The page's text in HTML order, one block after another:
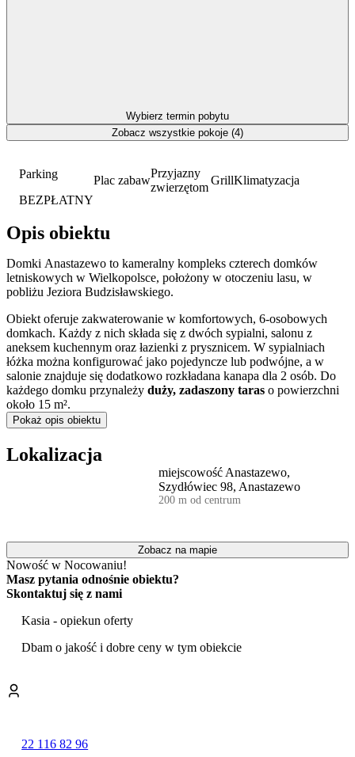
Parking
BEZPŁATNY
Plac zabaw
Przyjazny
zwierzętom
GrillKlimatyzacja
Opis obiektu
Domki Anastazewo to kameralny kompleks czterech domków
letniskowych w Wielkopolsce, położony w otoczeniu lasu, w
pobliżu Jeziora Budzisławskiego.
Obiekt oferuje zakwaterowanie w komfortowych, 6-osobowych
domkach. Każdy z nich składa się z dwóch sypialni, salonu z
aneksem kuchennym oraz łazienki z prysznicem. W sypialniach
łóżka można konfigurować jako pojedyncze lub podwójne, a w
salonie znajduje się dodatkowo rozkładana kanapa dla 2 osób. Do
każdego domku przynależy duży, zadaszony taras o powierzchni
około 15 m².
Wszystkie domki wyposażone są w
ogrzewania
, telewizor, dostęp do internetu Wi-Fi oraz aneks
kuchenny z lodówką, płytą grzejną i kompletem naczyń. Pościel jest
wliczona w cenę pobytu. Warto zaznaczyć, żedwa z czterech
, co umożliwia wypoczynek również poza
prywatność i bezpieczeństwo.
Do dyspozycji gości na terenie posesji przygotowano dużą altanę z
czterema stanowiskami do grillowania oraz
plażowejlub badmintona. Z myślą o najmłodszych stworzono plac
zabaw, który obejmuje punkt widokowy ze zjeżdżalnią oraz
kreatywną strefę z dużymi klockami konstrukcyjnymi.
Obiekt znajduje się zaledwie 7 minut spacerem od piaszczystej
czystości wody o przejrzystości sięgającej 8 metrów. Okolica,
oddalona o 100 m od lasu, sprzyja pieszym wędrówkom i
Na terenie obiektu akceptowane są zwierzęta domowe. Goście
Pokaż opis obiektu
Lokalizacja
miejscowość Anastazewo,
Szydłówiec 98, Anastazewo
200 m od centrum
Zobacz na mapie
Nowość w Nocowaniu!
Masz pytania odnośnie obiektu?
Skontaktuj się z nami
Kasia - opiekun oferty
Dbam o jakość i dobre ceny w tym obiekcie
22 116 82 96
Wybierz termin pobytu
Zobacz wszystkie pokoje (4)